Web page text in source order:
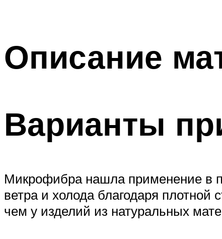
Описание
Варианты
Микрофибра нашла применение в
ветра и холода благодаря плотной
чем у изделий из натуральных